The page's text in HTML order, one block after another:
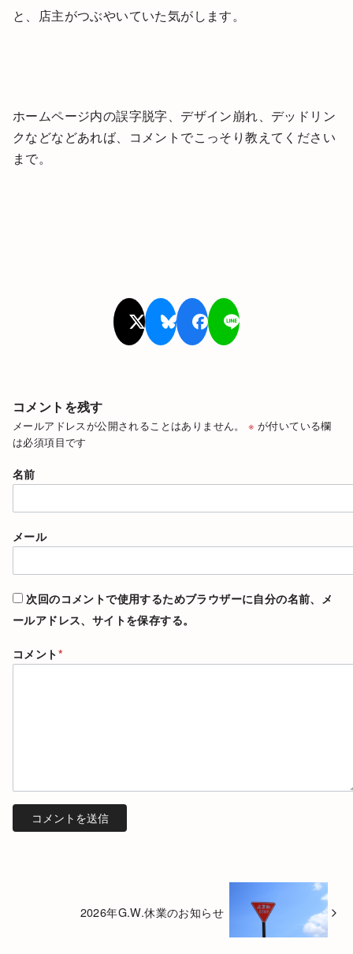
と、店主がつぶやいていた気がします。
ホームページ内の誤字脱字、デザイン崩れ、デッドリン
クなどなどあれば、コメントでこっそり教えてください
まで。
コメントを残す
メールアドレスが公開されることはありません。 ※ が付いている欄
は必須項目です
名前
メール
次回のコメントで使用するためブラウザーに自分の名前、メ
ールアドレス、サイトを保存する。
コメント*
2026年G.W.休業のお知らせ